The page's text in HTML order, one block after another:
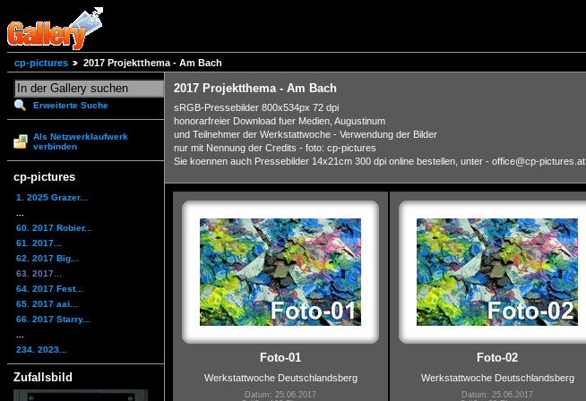
cp-pictures 2017 Projektthema - Am Bach
Erweiterte Suche
Als Netzwerklaufwerk
verbinden
cp-pictures
1. 2025 Grazer...
60. 2017 Robier...
61. 2017...
62. 2017 Big...
63. 2017...
64. 2017 Fest...
65. 2017 aai...
66. 2017 Starry...
234. 2023...
Zufallsbild
2017 Projektthema - Am Bach
sRGB-Pressebilder 800x534px 72 dpi
honorarfreier Download fuer Medien, Augustinum
und Teilnehmer der Werkstattwoche - Verwendung der Bilder
nur mit Nennung der Credits - foto: cp-pictures
Sie koennen auch Pressebilder 14x21cm 300 dpi online bestellen, unter - office@cp-pictures.at
Foto-01
Werkstattwoche Deutschlandsberg
Datum: 25.06.2017
Foto-02
Werkstattwoche Deutschlandsberg
Datum: 25.06.2017